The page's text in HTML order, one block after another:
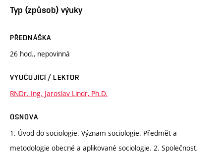
Typ (způsob) výuky
PŘEDNÁŠKA
26 hod., nepovinná
VYUČUJÍCÍ / LEKTOR
RNDr. Ing. Jaroslav Lindr, Ph.D.
OSNOVA
1. Úvod do sociologie. Význam sociologie. Předmět a
metodologie obecné a aplikované sociologie. 2. Společnost,